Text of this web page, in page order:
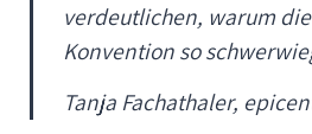
verdeutlichen, warum
Konvention so
Tanja Fachathaler,